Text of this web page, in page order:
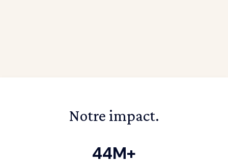
Notre impact.
44M+